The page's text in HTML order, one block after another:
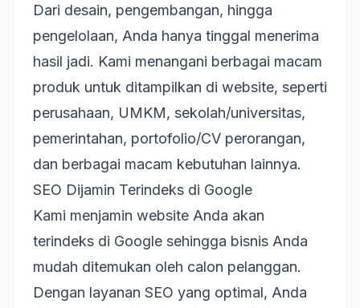
Dari desain, pengembangan, hingga
pengelolaan, Anda hanya tinggal menerima
hasil jadi. Kami menangani berbagai macam
produk untuk ditampilkan di website, seperti
perusahaan, UMKM, sekolah/universitas,
pemerintahan, portofolio/CV perorangan,
dan berbagai macam kebutuhan lainnya.
SEO Dijamin Terindeks di Google
Kami menjamin website Anda akan
terindeks di Google sehingga bisnis Anda
mudah ditemukan oleh calon pelanggan.
Dengan layanan SEO yang optimal, Anda